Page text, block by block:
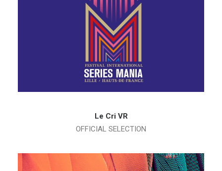
Le Cri VR
OFFICIAL SELECTION